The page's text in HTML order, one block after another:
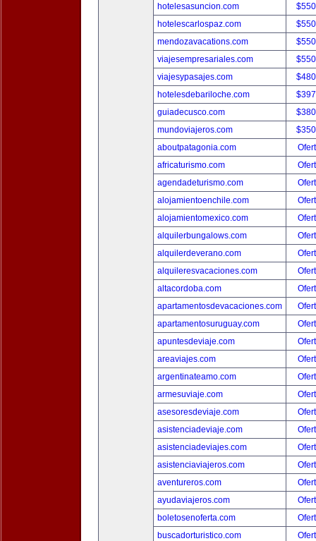
hotelesasuncion.com
hotelescarlospaz.com
mendozavacations.com
viajesempresariales.com
viajesypasajes.com
hotelesdebariloche.com
guiadecusco.com
mundoviajeros.com
aboutpatagonia.com
africaturismo.com
agendadeturismo.com
alojamientoenchile.com
alojamientomexico.com
alquilerbungalows.com
alquilerdeverano.com
alquileresvacaciones.com
altacordoba.com
apartamentosdevacaciones.com
apartamentosuruguay.com
apuntesdeviaje.com
areaviajes.com
argentinateamo.com
armesuviaje.com
asesoresdeviaje.com
asistenciadeviaje.com
asistenciadeviajes.com
asistenciaviajeros.com
aventureros.com
ayudaviajeros.com
boletosenoferta.com
buscadorturistico.com